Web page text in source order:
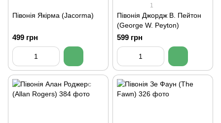
Півонія Якірма (Jacorma)
499 грн
1
Півонія Джордж В. Пейтон
(George W. Peyton)
599 грн